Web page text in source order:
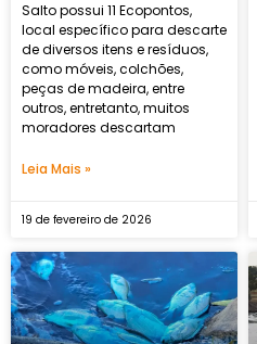
Salto possui 11 Ecopontos,
local específico para descarte
de diversos itens e resíduos,
como móveis, colchões,
peças de madeira, entre
outros, entretanto, muitos
moradores descartam
Leia Mais »
19 de fevereiro de 2026